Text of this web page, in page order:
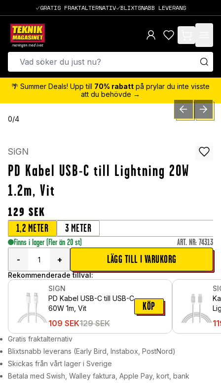
GRATIS FRAKTALTERNATIV BLIXTSNABB LEVERANS
items in cart,
🌴 Summer Deals! Upp till 70% rabatt på prylar du inte visste
att du behövde →
0/4 PREVIOUSNEXT
SiGN
PD Kabel USB-C till Lightning 20W
1.2m, Vit
129 SEK
1,2 METER 3 METER
Finns i lager (Fler än 20 st) ART. NR: 74313
-
+ LÄGG TILL I VARUKORG
Rekommenderade tillval:
SIGN
PD Kabel USB-C till USB-C
60W 1m, Vit
109 SEK129 SEK
KÖP
Gratis fraktalternativ
Blixtsnabb leverans (Early Bird, Instabox, PostNord)
Skickas från vårt lager i Sverige
Betala med Swish, Walley faktura, Apple Pay, kort, bank